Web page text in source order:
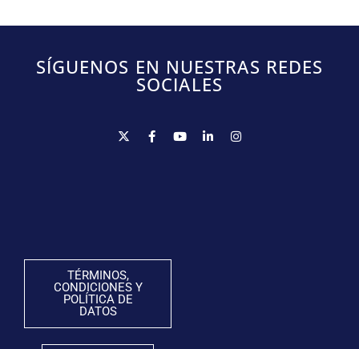
SÍGUENOS EN NUESTRAS REDES
SOCIALES
TÉRMINOS,
CONDICIONES Y
POLÍTICA DE
DATOS